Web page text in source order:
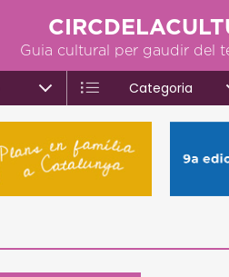
Guia cultural per gaudir del
Categoria